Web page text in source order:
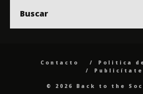
Contacto
Politica
Publicítate
© 2026 Back to the